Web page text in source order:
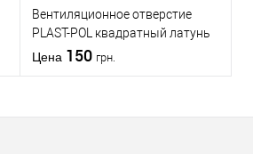
Вентиляционное отверстие
PLAST-POL квадратный латунь
сатинированная
Цена 150 грн.